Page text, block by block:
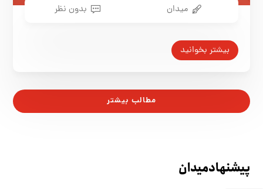
میدان بدون نظر
بیشتر بخوانید
مطالب بیشتر
پیشنهاد میدان